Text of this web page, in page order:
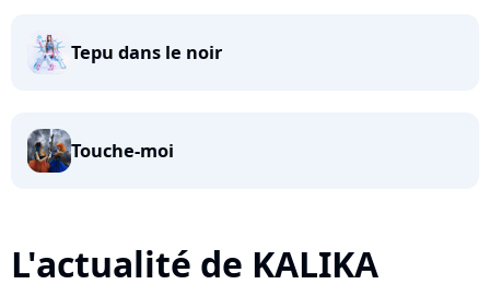
Tepu dans le noir
Touche-moi
L'actualité de KALIKA